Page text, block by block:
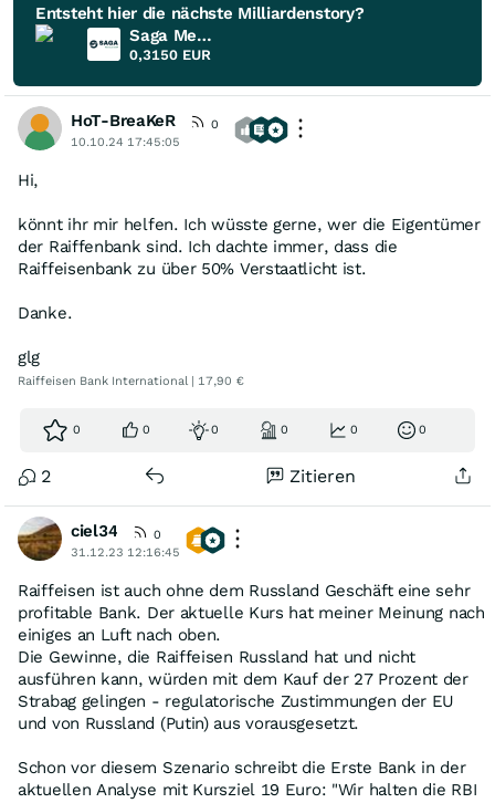
Entsteht hier die nächste Milliardenstory?
Saga Metals
0,3150 EUR
HoT-BreaKeR
0
10.10.24 17:45:05
Hi,
könnt ihr mir helfen. Ich wüsste gerne, wer die Eigentümer
der Raiffenbank sind. Ich dachte immer, dass die
Raiffeisenbank zu über 50% Verstaatlicht ist.
Danke.
glg
Raiffeisen Bank International | 17,90 €
0 0 0 0 0 0
2 Zitieren
ciel34
0
31.12.23 12:16:45
Raiffeisen ist auch ohne dem Russland Geschäft eine sehr
profitable Bank. Der aktuelle Kurs hat meiner Meinung nach
einiges an Luft nach oben.
Die Gewinne, die Raiffeisen Russland hat und nicht
ausführen kann, würden mit dem Kauf der 27 Prozent der
Strabag gelingen - regulatorische Zustimmungen der EU
und von Russland (Putin) aus vorausgesetzt.
Schon vor diesem Szenario schreibt die Erste Bank in der
aktuellen Analyse mit Kursziel 19 Euro: "Wir halten die RBI